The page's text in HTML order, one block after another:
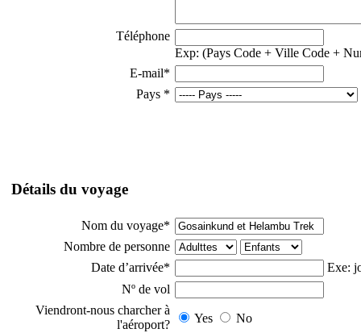
Téléphone
Exp: (Pays Code + Ville Code +
E-mail*
Pays *
Détails du voyage
Nom du voyage*
Nombre de personne
Date d’arrivée*
Exe:
Nº de vol
Viendront-nous charcher à
l'aéroport?
Yes
No